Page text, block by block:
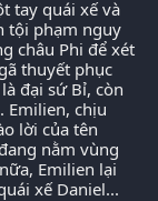
tay quái xế và
tội phạm nguy
châu Phi để xét
thuyết phục
đại sứ Bỉ, còn
Emilien, chịu
lời của tên
nằm vùng
Emilien lại
xế Daniel...